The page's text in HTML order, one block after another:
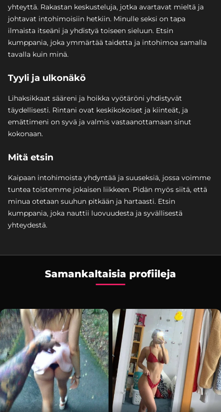
yhteyttä. Rakastan keskusteluja, jotka avartavat mieltä ja
johtavat intohimoisiin hetkiin. Minulle seksi on tapa
ilmaista itseäni ja yhdistyä toiseen sieluun. Etsin
kumppania, joka ymmärtää taidetta ja intohimoa samalla
tavalla kuin minä.
Tyyli ja ulkonäkö
Lihaksikkaat sääreni ja hoikka vyötäröni yhdistyvät
täydellisesti. Rintani ovat keskikokoiset ja kiinteät, ja
emättimeni on syvä ja valmis vastaanottamaan sinut
kokonaan.
Mitä etsin
Kaipaan intohimoista yhdyntää ja suuseksiä, jossa voimme
tuntea toistemme jokaisen liikkeen. Pidän myös siitä, että
minua otetaan suuhun pitkään ja hartaasti. Etsin
kumppania, joka nauttii luovuudesta ja syvällisestä
yhteydestä.
Samankaltaisia profiileja